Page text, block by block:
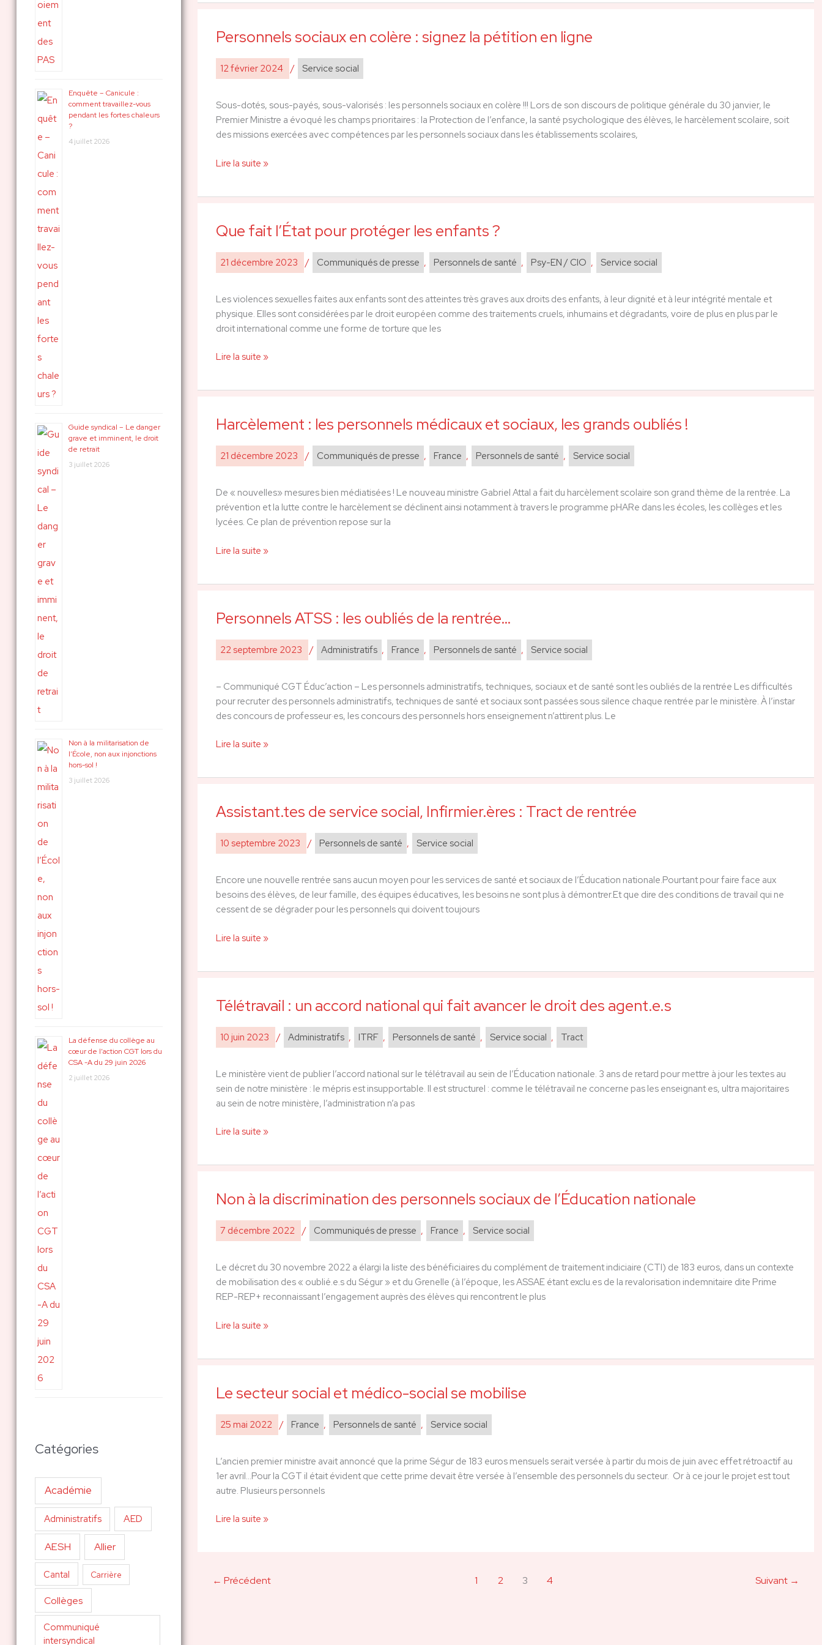
Enquête – Canicule :
comment travaillez-vous
pendant les fortes chaleurs
?
4 juillet 2026
Guide syndical – Le danger
grave et imminent, le droit
de retrait
3 juillet 2026
Non à la militarisation de
l’École, non aux injonctions
hors-sol !
3 juillet 2026
La défense du collège au
cœur de l’action CGT lors du
CSA -A du 29 juin 2026
2 juillet 2026
Catégories
Académie
Administratifs AED
AESH Allier
Cantal Carrière
Collèges
Communiqué
intersyndical
Personnels sociaux en colère : signez la pétition en ligne
12 février 2024 / Service social
Sous-dotés, sous-payés, sous-valorisés : les personnels sociaux en colère !!! Lors de son discours de politique générale du 30 janvier, le
Premier Ministre a évoqué les champs prioritaires : la Protection de l’enfance, la santé psychologique des élèves, le harcèlement scolaire, soit
des missions exercées avec compétences par les personnels sociaux dans les établissements scolaires,
Personnels
en
colère
signez
la
pétition
ligne
Lire la suite »
Que fait l’État pour protéger les enfants ?
21 décembre 2023 / Communiqués de presse , Personnels de santé , Psy-EN / CIO , Service social
Les violences sexuelles faites aux enfants sont des atteintes très graves aux droits des enfants, à leur dignité et à leur intégrité mentale et
physique. Elles sont considérées par le droit européen comme des traitements cruels, inhumains et dégradants, voire de plus en plus par le
droit international comme une forme de torture que les
Que
l’État
pour
les
enfants
?
Lire la suite »
Harcèlement : les personnels médicaux et sociaux, les grands oubliés !
21 décembre 2023 / Communiqués de presse , France , Personnels de santé , Service social
De « nouvelles» mesures bien médiatisées ! Le nouveau ministre Gabriel Attal a fait du harcèlement scolaire son grand thème de la rentrée. La
prévention et la lutte contre le harcèlement se déclinent ainsi notamment à travers le programme pHARe dans les écoles, les collèges et les
lycées. Ce plan de prévention repose sur la
Harcèlement
les
personnels
et
sociaux,
les
oubliés
Lire la suite »
Personnels ATSS : les oubliés de la rentrée…
22 septembre 2023 / Administratifs , France , Personnels de santé , Service social
– Communiqué CGT Éduc’action – Les personnels administratifs, techniques, sociaux et de santé sont les oubliés de la rentrée Les difficultés
pour recruter des personnels administratifs, techniques de santé et sociaux sont passées sous silence chaque rentrée par le ministère. À l’instar
des concours de professeur·es, les concours des personnels hors enseignement n’attirent plus. Le
Personnels
les
de
la
rentrée…
Lire la suite »
Assistant.tes de service social, Infirmier.ères : Tract de rentrée
10 septembre 2023 / Personnels de santé , Service social
Encore une nouvelle rentrée sans aucun moyen pour les services de santé et sociaux de l’Éducation nationale.Pourtant pour faire face aux
besoins des élèves, de leur famille, des équipes éducatives, les besoins ne sont plus à démontrer.Et que dire des conditions de travail qui ne
cessent de se dégrader pour les personnels qui doivent toujours
Assistant.tes
service
social,
:
Tract
de
Lire la suite »
Télétravail : un accord national qui fait avancer le droit des agent.e.s
10 juin 2023 / Administratifs , ITRF , Personnels de santé , Service social , Tract
Le ministère vient de publier l’accord national sur le télétravail au sein de l’Éducation nationale. 3 ans de retard pour mettre à jour les textes au
sein de notre ministère : le mépris est insupportable. Il est structurel : comme le télétravail ne concerne pas les enseignant·es, ultra majoritaires
au sein de notre ministère, l’administration n’a pas
Télétravail
un
accord
qui
fait
avancer
droit
agent.e.s
Lire la suite »
Non à la discrimination des personnels sociaux de l’Éducation nationale
7 décembre 2022 / Communiqués de presse , France , Service social
Le décret du 30 novembre 2022 a élargi la liste des bénéficiaires du complément de traitement indiciaire (CTI) de 183 euros, dans un contexte
de mobilisation des « oublié.e.s du Ségur » et du Grenelle (à l’époque, les ASSAE étant exclu.es de la revalorisation indemnitaire dite Prime
REP-REP+ reconnaissant l’engagement auprès des élèves qui rencontrent le plus
Non
la
discrimination
personnels
sociaux
de
nationale
Lire la suite »
Le secteur social et médico-social se mobilise
25 mai 2022 / France , Personnels de santé , Service social
L’ancien premier ministre avait annoncé que la prime Ségur de 183 euros mensuels serait versée à partir du mois de juin avec effet rétroactif au
1er avril…Pour la CGT il était évident que cette prime devait être versée à l’ensemble des personnels du secteur. Or à ce jour le projet est tout
autre. Plusieurs personnels
Le
social
et
social
se
mobilise
Lire la suite »
← Précédent 1 2 3 4 Suivant →